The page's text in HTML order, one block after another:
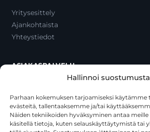
Hallinnoi suostumusta
Parhaan kokemuksen tarjoamiseksi käytämme
evästeitä, tallentaaksemme ja/tai
Näiden tekniikoiden hyväksyminen antaa
käsitellä tietoja, kuten selauskäyttäytymistä tai
Yritysesittely
Ajankohtaista
Yhteystiedot
ASIAKASPALVELU
Oma tili
Maksutavat
Toimitustavat